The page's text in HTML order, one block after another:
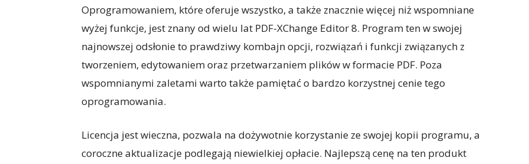
Oprogramowaniem, które oferuje wszystko, a także znacznie więcej niż wspomniane
wyżej funkcje, jest znany od wielu lat PDF-XChange Editor 8. Program ten w swojej
najnowszej odsłonie to prawdziwy kombajn opcji, rozwiązań i funkcji związanych z
tworzeniem, edytowaniem oraz przetwarzaniem plików w formacie PDF. Poza
wspomnianymi zaletami warto także pamiętać o bardzo korzystnej cenie tego
oprogramowania.
Licencja jest wieczna, pozwala na dożywotnie korzystanie ze swojej kopii programu, a
coroczne aktualizacje podlegają niewielkiej opłacie. Najlepszą cenę na ten produkt